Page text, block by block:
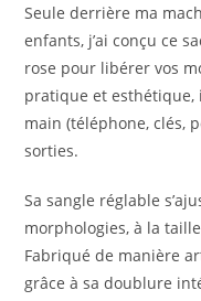
Seule derrière ma
enfants, j’ai conçu ce
rose pour libérer vos
pratique et esthétique,
main (téléphone, clés,
sorties.
Sa sangle réglable
morphologies, à la
Fabriqué de manière
grâce à sa doublure